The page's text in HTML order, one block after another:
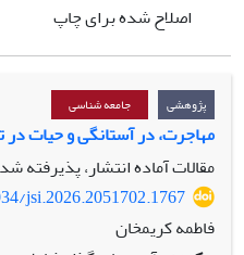
اصلاح شده برای چاپ
پژوهشی جامعه شناسی
مهاجرت، در آستانگی و حیات در
مقالات آماده انتشار، پذیرفته
jsi.2026.2051702.1767
فاطمه کریمخان